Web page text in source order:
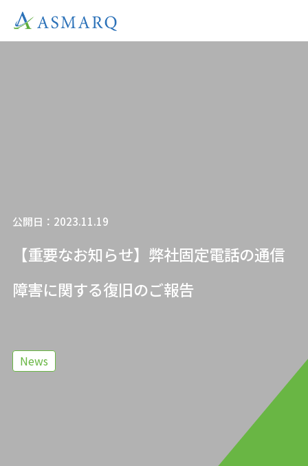
公開日：2023.11.19
【重要なお知らせ】弊社固定電話の通信
障害に関する復旧のご報告
News